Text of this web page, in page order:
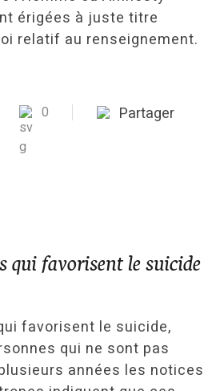
érigées à juste titre
relatif au renseignement.
0 Partager
qui favorisent le suicide
favorisent le suicide,
qui ne sont pas
années les notices